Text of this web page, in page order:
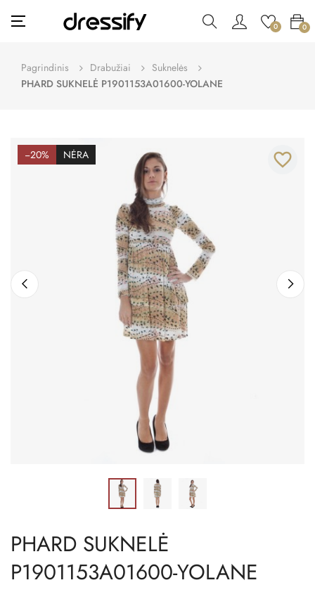
Toggle
navigation
☰ 0 0
Pagrindinis Drabužiai
Suknelės
PHARD SUKNELĖ P1901153A01600-YOLANE
−20% NĖRA favorite_border
PHARD SUKNELĖ
P1901153A01600-YOLANE